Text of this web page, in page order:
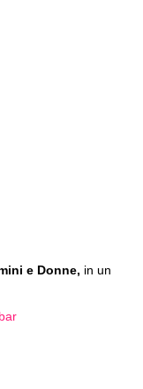
e Donne, in un